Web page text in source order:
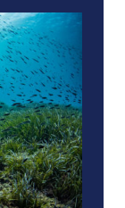
30% de las